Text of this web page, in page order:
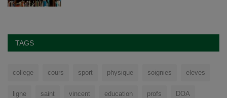
TAGS
college cours sport physique soignies eleves
ligne saint vincent education profs DOA